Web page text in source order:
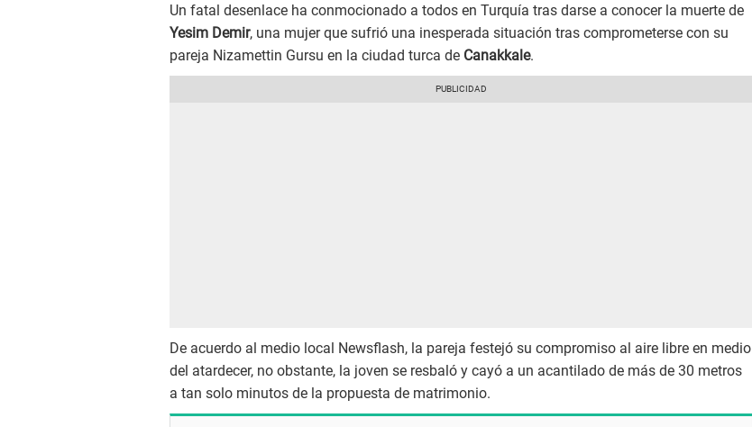
Un fatal desenlace ha conmocionado a todos en Turquía tras darse a conocer la muerte de
Yesim Demir, una mujer que sufrió una inesperada situación tras comprometerse con su
pareja Nizamettin Gursu en la ciudad turca de Canakkale.
De acuerdo al medio local Newsflash, la pareja festejó su compromiso al aire libre en medio
del atardecer, no obstante, la joven se resbaló y cayó a un acantilado de más de 30 metros
a tan solo minutos de la propuesta de matrimonio.